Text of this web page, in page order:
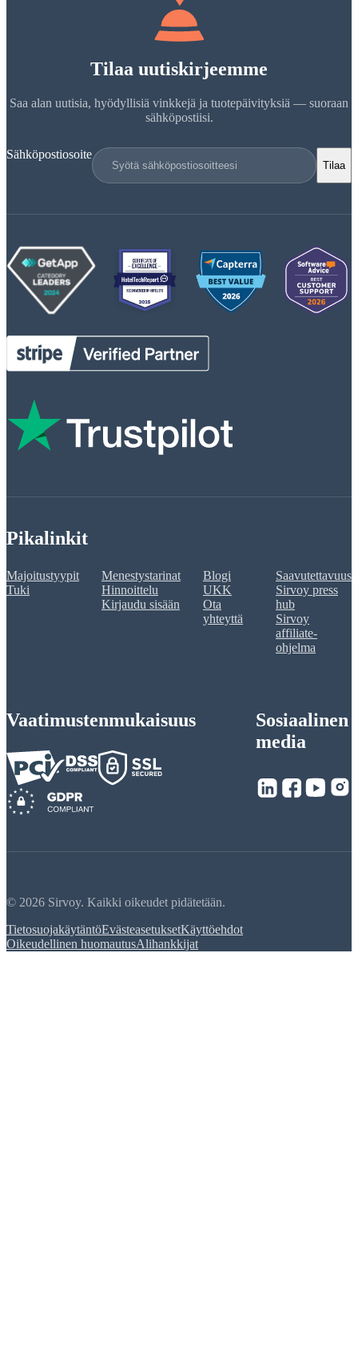
Tilaa uutiskirjeemme
Saa alan uutisia, hyödyllisiä vinkkejä ja tuotepäivityksiä — suoraan
sähköpostiisi.
Sähköpostiosoite
Tilaa
Pikalinkit
Majoitustyypit
Tuki
Menestystarinat
Hinnoittelu
Kirjaudu sisään
Blogi
UKK
Ota
yhteyttä
Saavutettavuus
Sirvoy press
hub
Sirvoy
affiliate-
ohjelma
Vaatimustenmukaisuus
Sosiaalinen
media
© 2026 Sirvoy. Kaikki oikeudet pidätetään.
TietosuojakäytäntöEvästeasetuksetKäyttöehdot
Oikeudellinen huomautusAlihankkijat